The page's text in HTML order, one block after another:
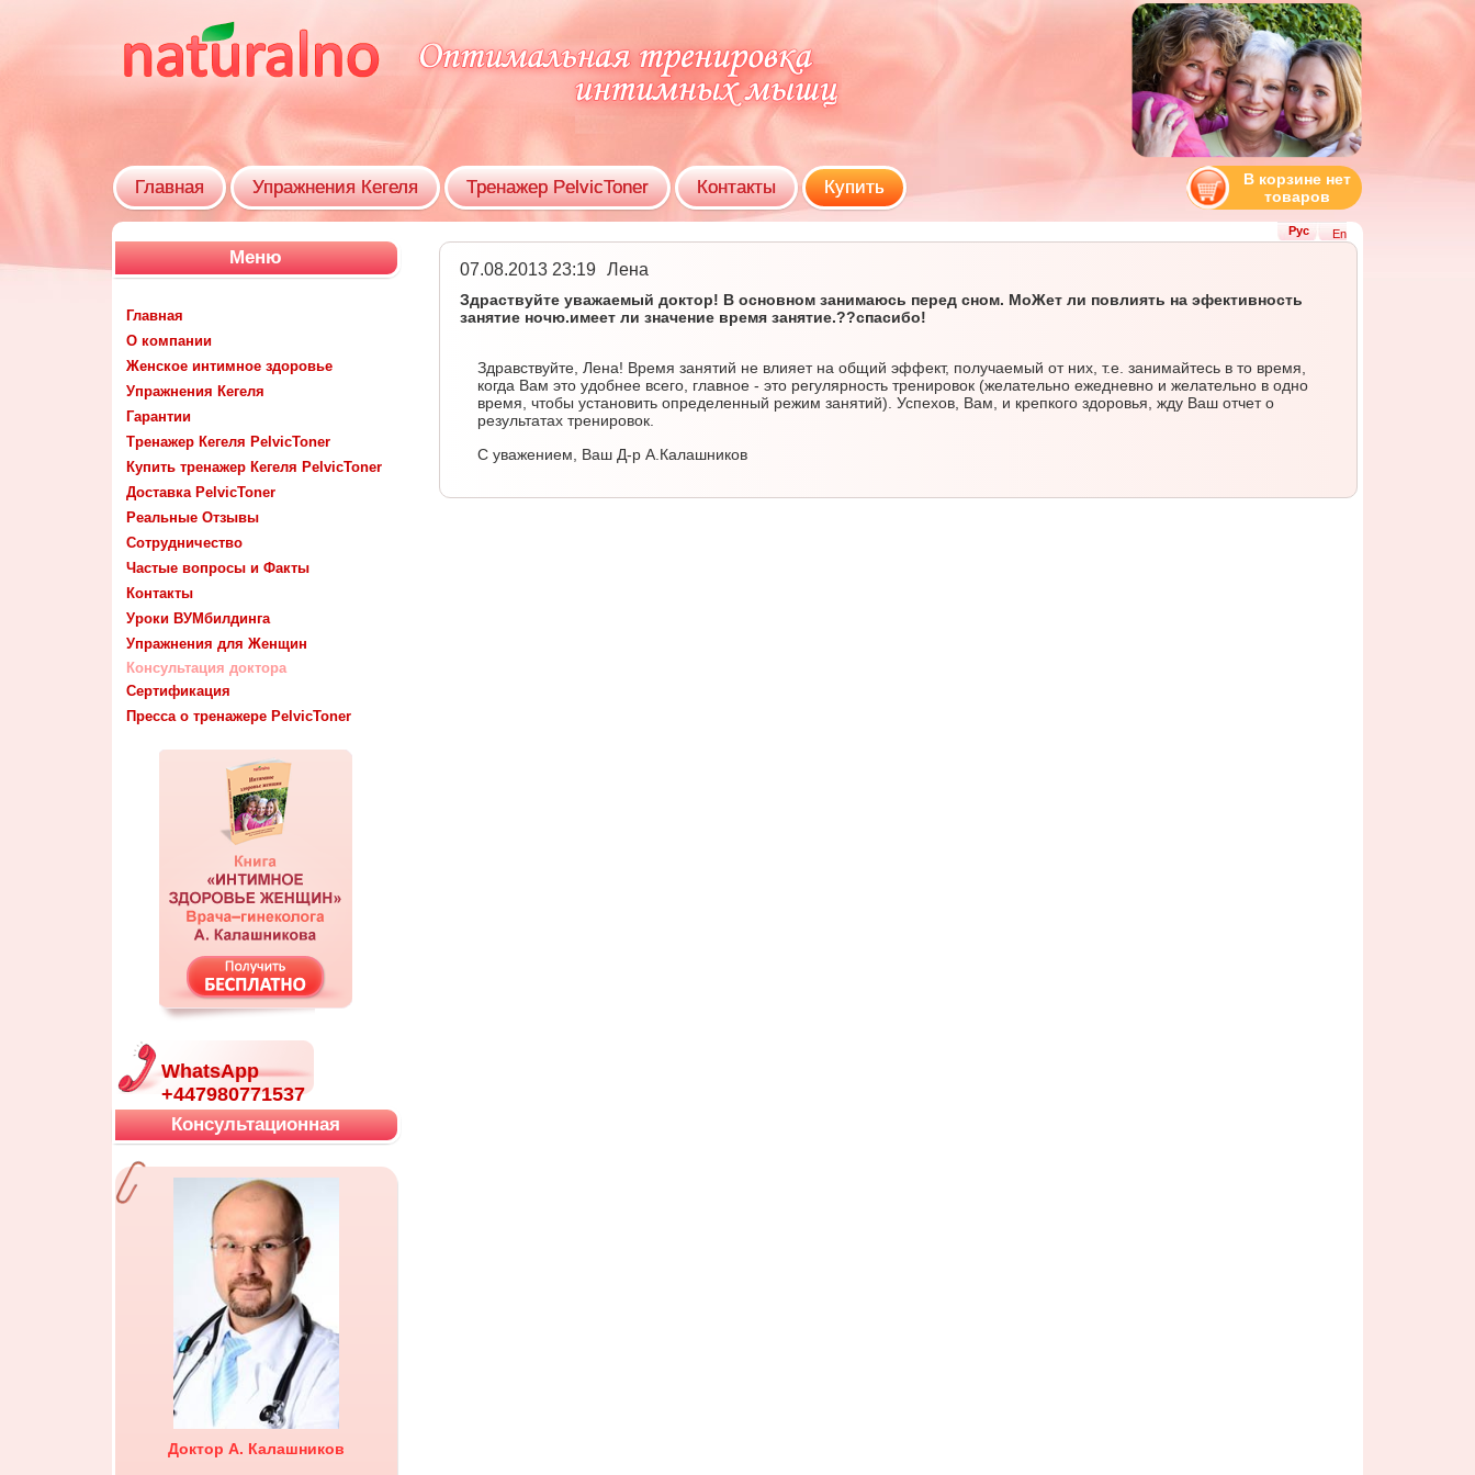
Главная Упражнения Кегеля Тренажер PelvicToner Контакты Купить
В корзине нет
товаров
Рус En
Меню
Главная
О компании
Женское интимное здоровье
Упражнения Кегеля
Гарантии
Тренажер Кегеля PelvicToner
Купить тренажер Кегеля PelvicToner
Доставка PelvicToner
Реальные Отзывы
Сотрудничество
Частые вопросы и Факты
Контакты
Уроки ВУМбилдинга
Упражнения для Женщин
Консультация доктора
Сертификация
Пресса о тренажере PelvicToner
WhatsApp
+447980771537
Консультационная
Доктор А. Калашников
07.08.2013 23:19 Лена
Здраствуйте уважаемый доктор! В основном занимаюсь перед сном. MoЖет ли повлиять на эфективность
занятие ночю.имеет ли значение время занятие.??спасибо!
Здравствуйте, Лена! Время занятий не влияет на общий эффект, получаемый от них, т.е. занимайтесь в то время,
когда Вам это удобнее всего, главное - это регулярность тренировок (желательно ежедневно и желательно в одно
время, чтобы установить определенный режим занятий). Успехов, Вам, и крепкого здоровья, жду Ваш отчет о
результатах тренировок.
С уважением, Ваш Д-р А.Калашников